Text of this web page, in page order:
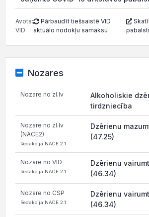
Avots:
VID
Pārbaudīt tiešsaistē VID
aktuālo nodokļu samaksu
Nozares
Nozare no zl.lv
Alkoholiskie
tirdzniecība
Nozare no zl.lv
(NACE2)
Redakcija NACE 2.1
Dzērienu
(47.25)
Nozare no VID
Redakcija NACE 2.1
Dzērienu
(46.34)
Nozare no CSP
Redakcija NACE 2.1
Dzērienu
(46.34)